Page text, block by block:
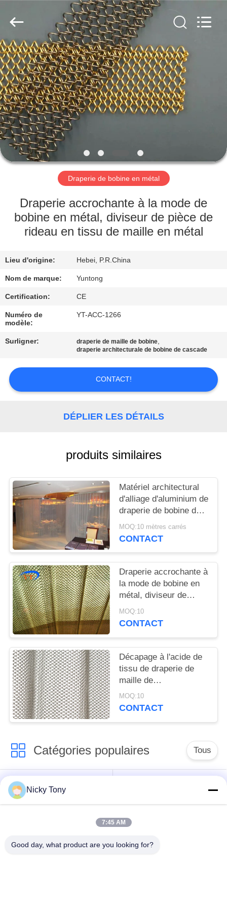
MAISON
PRODUITS
AU
SUJET
DE
NOUS
VISITE
D'USINE
DE
QUALITÉ
CONTACTEZ-
NOUS
DEMANDEZ
DU
SITE
POLITIQUE
DE
CONFIDENTIALITÉ
Wire
Mesh
All
Rights
Reserved.
Draperie de bobine en métal
Draperie accrochante à la mode de
bobine en métal, diviseur de pièce de
rideau en tissu de maille en métal
Lieu d'origine: Hebei, P.R.China
Nom de marque: Yuntong
Certification: CE
Numéro de
modèle:
YT-ACC-1266
Surligner: draperie de maille de bobine,
draperie architecturale de bobine de cascade
CONTACT!
DÉPLIER LES DÉTAILS
produits similaires
Matériel architectural
d'alliage d'aluminium de
draperie de bobine de
cascade pour
l'exposition hall
MOQ:10 mètres carrés
CONTACT
Draperie accrochante à
la mode de bobine en
métal, diviseur de
pièce de rideau en
tissu de maille en
MOQ:10
CONTACT
Décapage à l'acide de
tissu de draperie de
maille de
décoration/finition
oxydation
MOQ:10
CONTACT
Catégories populaires Tous
Maille de câble
métallique
Fabrication de fil de
Nicky Tony
7:45 AM
Good day, what product are you looking for?